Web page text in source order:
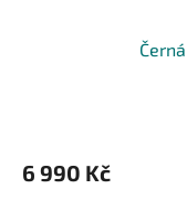
6 990 Kč